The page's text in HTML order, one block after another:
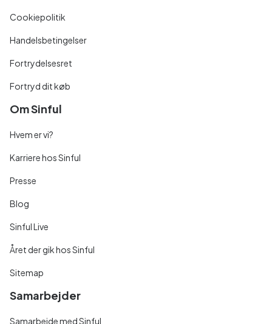
Cookiepolitik
Handelsbetingelser
Fortrydelsesret
Fortryd dit køb
Om Sinful
Hvem er vi?
Karriere hos Sinful
Presse
Blog
Sinful Live
Året der gik hos Sinful
Sitemap
Samarbejder
Samarbejde med Sinful